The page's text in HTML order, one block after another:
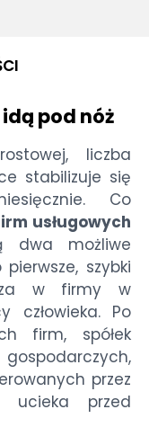
pod nóż
liczba
stabilizuje się
Co
usługowych
dwa możliwe
szybki
w firmy w
człowieka. Po
firm, spółek
przez
ucieka przed